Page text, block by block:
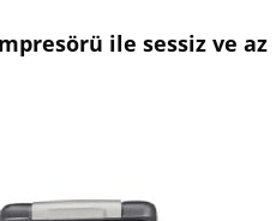
ile sessiz ve az